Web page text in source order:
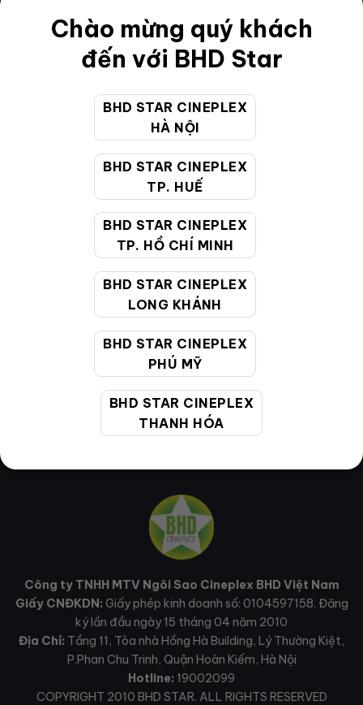
Chào mừng quý khách
đến với BHD Star
BHD STAR CINEPLEX
HÀ NỘI
BHD STAR CINEPLEX
TP. HUẾ
BHD STAR CINEPLEX
TP. HỒ CHÍ MINH
BHD STAR CINEPLEX
LONG KHÁNH
BHD STAR CINEPLEX
PHÚ MỸ
BHD STAR CINEPLEX
THANH HÓA
Điều khoản
Hướng dẫn đặt vé trực tuyến
Chính sách bảo vệ thông tin cá nhân của người tiêu
CHĂM SÓC KHÁCH HÀNG
19002099
gồm cả Lễ, Tết)
cskh@bhdstar.vn
MẠNG XÃ HỘI
Công ty TNHH MTV Ngôi Sao Cineplex BHD Việt Nam
Giấy CNĐKDN: Giấy phép kinh doanh số: 0104597158. Đăng
ký lần đầu ngày 15 tháng 04 năm 2010
Địa Chỉ: Tầng 11, Tòa nhà Hồng Hà Building, Lý Thường Kiệt,
P.Phan Chu Trinh, Quận Hoàn Kiếm, Hà Nội
Hotline: 19002099
COPYRIGHT 2010 BHD STAR. ALL RIGHTS RESERVED